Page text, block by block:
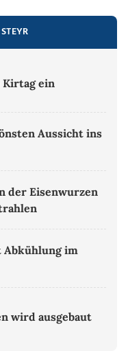
ein
Aussicht ins
der Eisenwurzen
Abkühlung im
wird ausgebaut